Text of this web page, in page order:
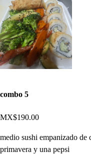
combo 5
MX$190.00
medio sushi empanizado de
primavera y una pepsi